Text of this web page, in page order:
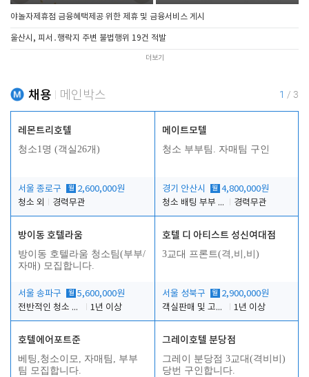
야놀자제휴점 금융혜택제공 위한 제휴 및 금융서비스 게시
울산시, 피서․행락지 주변 불법행위 19건 적발
더보기
채용 메인박스 1 / 3
레몬트리호텔
청소1명 (객실26개)
서울 종로구 월 2,600,000원
청소 외
경력무관
메이트모텔
청소 부부팀. 자매팀 구인
경기 안산시 월 4,800,000원
청소 배팅 부부 구합니다
경력무관
방이동 호텔라움
방이동 호텔라움 청소팀(부부/
자매) 모집합니다.
서울 송파구 월 5,600,000원
전반적인 청소 업무(객실청소.객실정리)
1년 이상
호텔 디 아티스트 성신여대점
3교대 프론트(격,비,비)
서울 성북구 월 2,900,000원
객실판매 및 고객응대
1년 이상
호텔에어포트준
베팅,청소이모, 자매팀, 부부
팀 모집합니다.
그레이호텔 분당점
그레이 분당점 3교대(격비비)
당번 구인합니다.